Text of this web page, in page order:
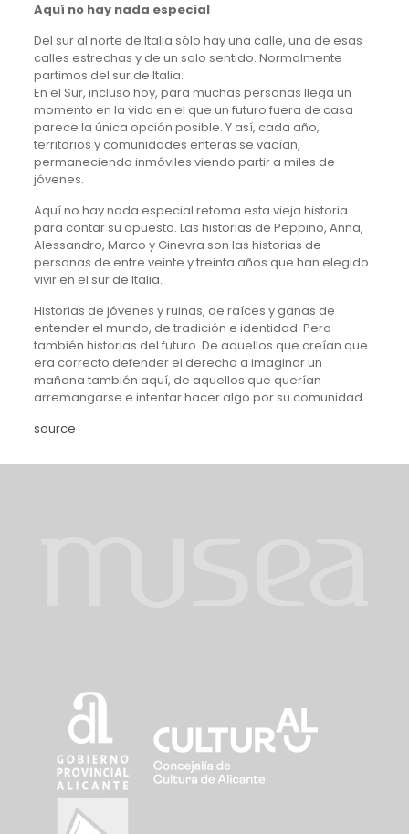
Aquí no hay nada especial
Del sur al norte de Italia sólo hay una calle, una de esas
calles estrechas y de un solo sentido. Normalmente
partimos del sur de Italia.
En el Sur, incluso hoy, para muchas personas llega un
momento en la vida en el que un futuro fuera de casa
parece la única opción posible. Y así, cada año,
territorios y comunidades enteras se vacían,
permaneciendo inmóviles viendo partir a miles de
jóvenes.
Aquí no hay nada especial retoma esta vieja historia
para contar su opuesto. Las historias de Peppino, Anna,
Alessandro, Marco y Ginevra son las historias de
personas de entre veinte y treinta años que han elegido
vivir en el sur de Italia.
Historias de jóvenes y ruinas, de raíces y ganas de
entender el mundo, de tradición e identidad. Pero
también historias del futuro. De aquellos que creían que
era correcto defender el derecho a imaginar un
mañana también aquí, de aquellos que querían
arremangarse e intentar hacer algo por su comunidad.
source